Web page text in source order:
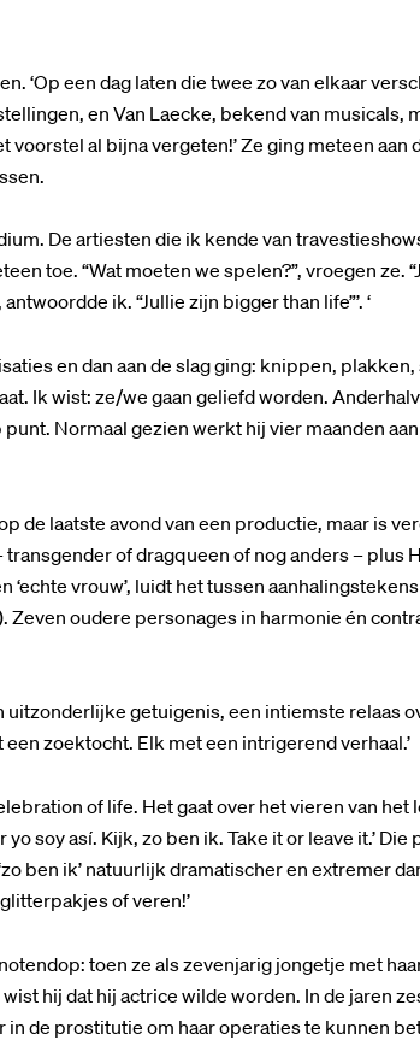
‘Op een dag laten die twee zo van elkaar
en Van Laecke, bekend van musicals,
voorstel al bijna vergeten!’ Ze ging meteen aan
De artiesten die ik kende van
toe. “Wat moeten we spelen?”, vroegen ze.
ik. “Jullie zijn bigger than life”’. ‘
en dan aan de slag ging: knippen, plakken,
Ik wist: ze/we gaan geliefd worden.
Normaal gezien werkt hij vier maanden
de laatste avond van een productie, maar is
of dragqueen of nog anders – plus
‘echte vrouw’, luidt het tussen
Zeven oudere personages in harmonie én
uitzonderlijke getuigenis, een intiemste relaas
zoektocht. Elk met een intrigerend verhaal.’
of life. Het gaat over het vieren van het
soy así. Kijk, zo ben ik. Take it or leave it.’
ben ik’ natuurlijk dramatischer en extremer
of veren!’
toen ze als zevenjarig jongetje met
hij dat hij actrice wilde worden. In de jaren
de prostitutie om haar operaties te kunnen